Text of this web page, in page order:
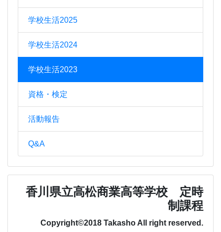
学校生活2025
学校生活2024
学校生活2023
資格・検定
活動報告
Q&A
香川県立高松商業高等学校 定時
制課程
Copyright©2018 Takasho All right reserved.